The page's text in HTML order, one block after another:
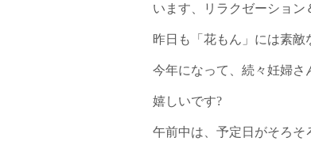
います、リラクゼーショ
昨日も「花もん」には素敵
今年になって、続々妊婦さ
嬉しいです?
午前中は、予定日がそろそ